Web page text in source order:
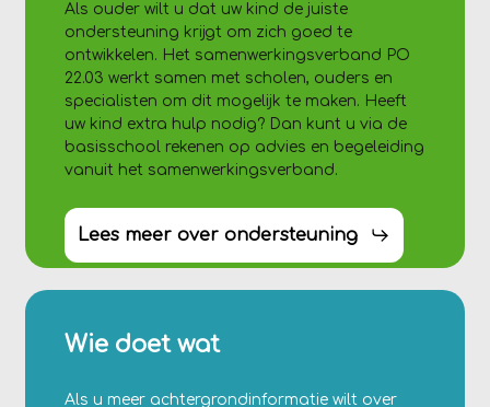
Als ouder wilt u dat uw kind de juiste
ondersteuning krijgt om zich goed te
ontwikkelen. Het samenwerkingsverband PO
22.03 werkt samen met scholen, ouders en
specialisten om dit mogelijk te maken. Heeft
uw kind extra hulp nodig? Dan kunt u via de
basisschool rekenen op advies en begeleiding
vanuit het samenwerkingsverband.
Lees meer over ondersteuning
Wie doet wat
Als u meer achtergrondinformatie wilt over